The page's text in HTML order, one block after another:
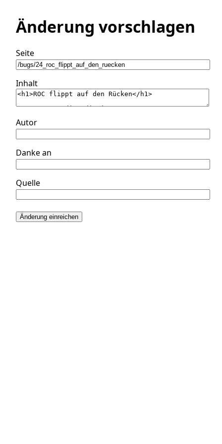
Änderung vorschlagen
Seite
Inhalt
Autor
Danke an
Quelle
Änderung einreichen